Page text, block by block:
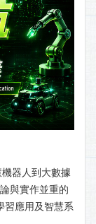
器人到大數據
與實作並重的
習應用及智慧系